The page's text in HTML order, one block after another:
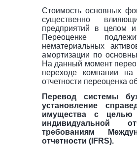
Стоимость основных
существенно
предприятий в целом
Переоценке
нематериальных
амортизации по
На данный момент
переходе компании
отчетности переоценка
Перевод системы
установление
имущества с целью
индивидуальной
требованиям
отчетности (IFRS).